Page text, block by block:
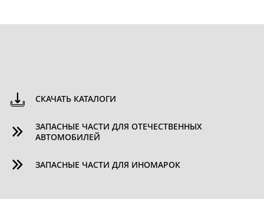
СКАЧАТЬ КАТАЛОГИ
ЗАПАСНЫЕ ЧАСТИ ДЛЯ ОТЕЧЕСТВЕННЫХ
АВТОМОБИЛЕЙ
ЗАПАСНЫЕ ЧАСТИ ДЛЯ ИНОМАРОК